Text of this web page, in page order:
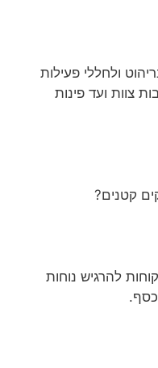
ולחללי פעילות
צוות ועד פינות
קטנים?
להרגיש נוחות